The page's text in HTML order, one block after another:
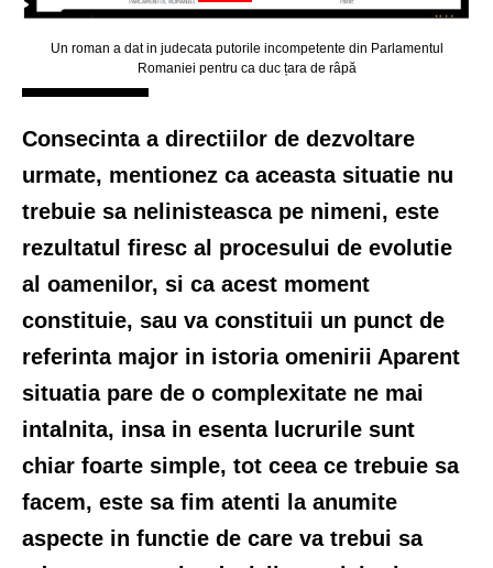
Un roman a dat in judecata putorile incompetente din Parlamentul
Romaniei pentru ca duc țara de râpă
Consecinta a directiilor de dezvoltare
urmate, mentionez ca aceasta situatie nu
trebuie sa nelinisteasca pe nimeni, este
rezultatul firesc al procesului de evolutie
al oamenilor, si ca acest moment
constituie, sau va constituii un punct de
referinta major in istoria omenirii Aparent
situatia pare de o complexitate ne mai
intalnita, insa in esenta lucrurile sunt
chiar foarte simple, tot ceea ce trebuie sa
facem, este sa fim atenti la anumite
aspecte in functie de care va trebui sa